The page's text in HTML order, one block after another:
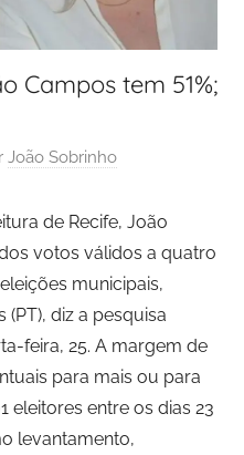
Campos tem 51%;
João Sobrinho
de Recife, João
votos válidos a quatro
municipais,
(PT), diz a pesquisa
feira, 25. A margem de
para mais ou para
eleitores entre os dias 23
levantamento,